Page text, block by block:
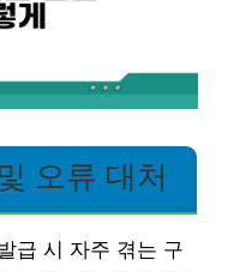
오류 대처
급 시 자주 겪는 구